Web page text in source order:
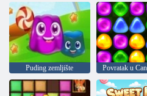
Puding zemljište